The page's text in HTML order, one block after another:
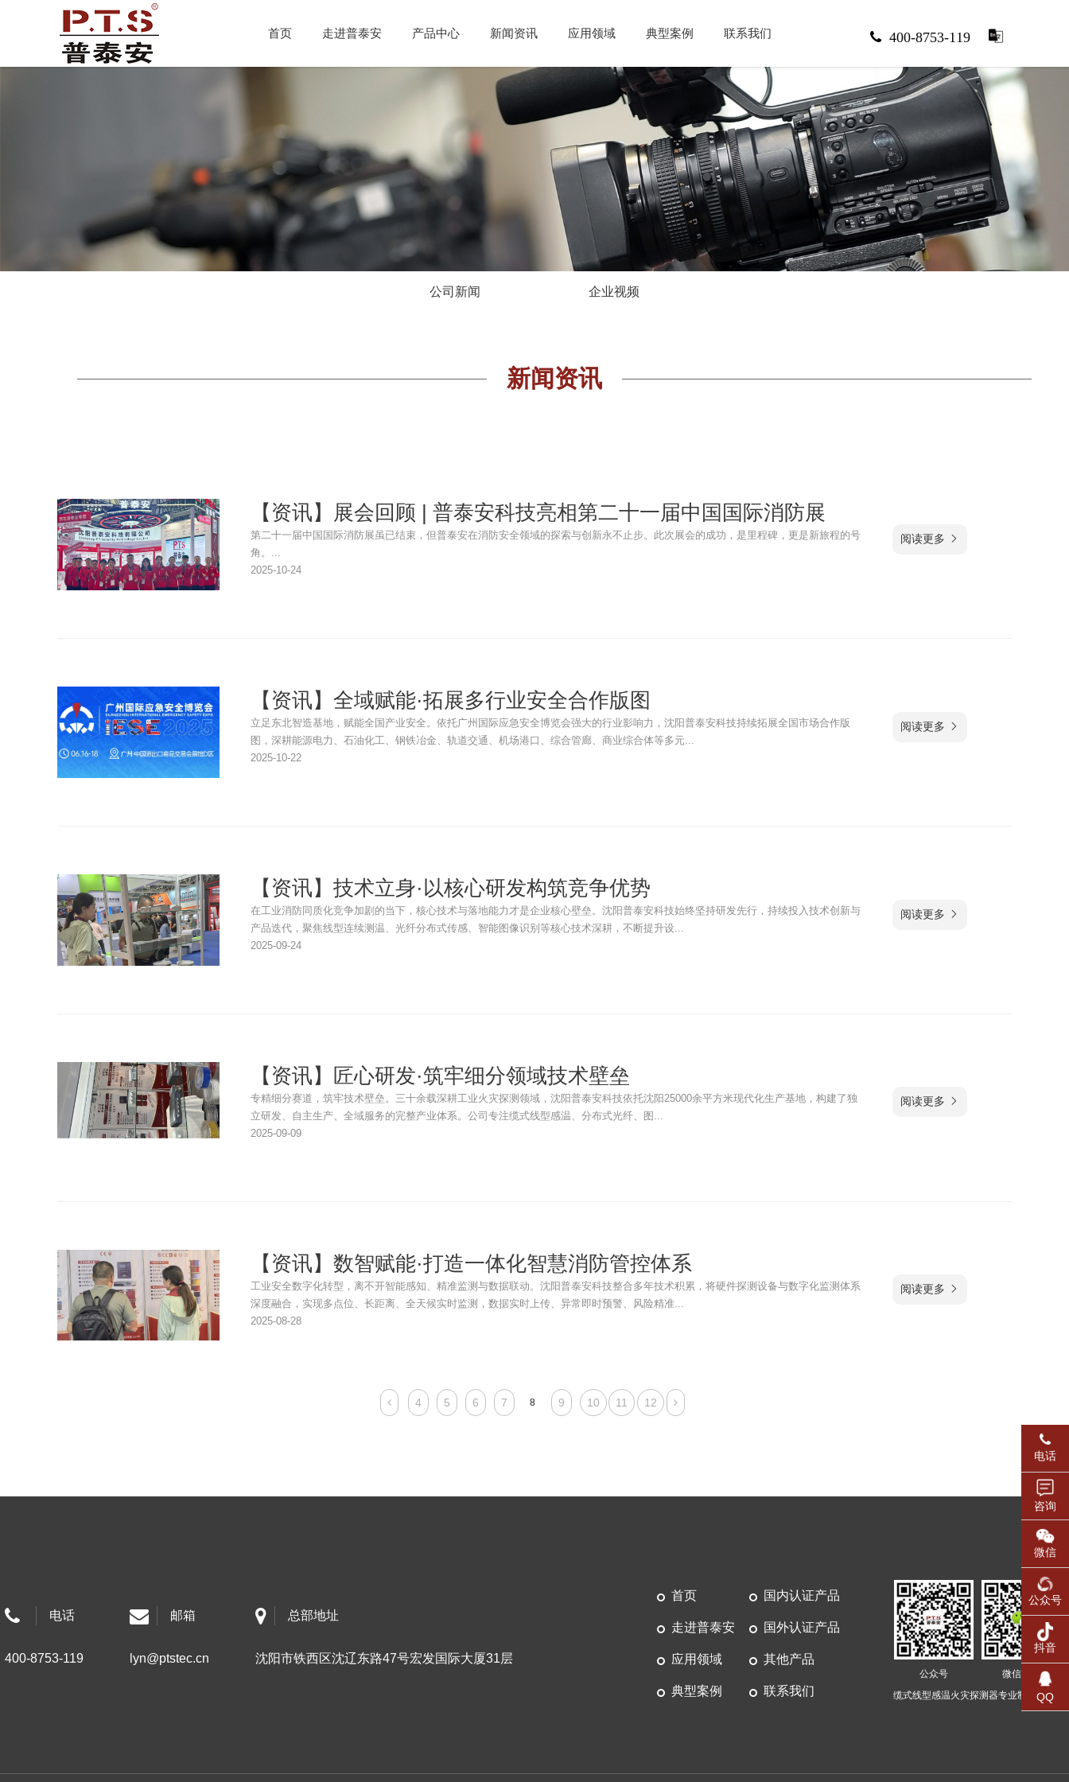
电话
咨询
微信
公众号
抖音
QQ
首页 走进普泰安 产品中心 新闻资讯 应用领域 典型案例 联系我们 400-8753-119
公司新闻 企业视频
新闻资讯
【资讯】展会回顾 | 普泰安科技亮相第二十一届中国国际消防展
第二十一届中国国际消防展虽已结束，但普泰安在消防安全领域的探索与创新永不止步。此次展会的成功，是里程碑，更是新旅程的号
角。...
2025-10-24
阅读更多 
【资讯】全域赋能·拓展多行业安全合作版图
立足东北智造基地，赋能全国产业安全。依托广州国际应急安全博览会强大的行业影响力，沈阳普泰安科技持续拓展全国市场合作版
图，深耕能源电力、石油化工、钢铁冶金、轨道交通、机场港口、综合管廊、商业综合体等多元...
2025-10-22
阅读更多 
【资讯】技术立身·以核心研发构筑竞争优势
在工业消防同质化竞争加剧的当下，核心技术与落地能力才是企业核心壁垒。沈阳普泰安科技始终坚持研发先行，持续投入技术创新与
产品迭代，聚焦线型连续测温、光纤分布式传感、智能图像识别等核心技术深耕，不断提升设...
2025-09-24
阅读更多 
【资讯】匠心研发·筑牢细分领域技术壁垒
专精细分赛道，筑牢技术壁垒。三十余载深耕工业火灾探测领域，沈阳普泰安科技依托沈阳25000余平方米现代化生产基地，构建了独
立研发、自主生产、全域服务的完整产业体系。公司专注缆式线型感温、分布式光纤、图...
2025-09-09
阅读更多 
【资讯】数智赋能·打造一体化智慧消防管控体系
工业安全数字化转型，离不开智能感知、精准监测与数据联动。沈阳普泰安科技整合多年技术积累，将硬件探测设备与数字化监测体系
深度融合，实现多点位、长距离、全天候实时监测，数据实时上传、异常即时预警、风险精准...
2025-08-28
阅读更多 
4 5 6 7 8 9 10 11 12
电话
400-8753-119
邮箱
lyn@ptstec.cn
总部地址
沈阳市铁西区沈辽东路47号宏发国际大厦31层
首页 国内认证产品
走进普泰安 国外认证产品
应用领域 其他产品
典型案例 联系我们
公众号
微信客服
缆式线型感温火灾探测器专业制造商